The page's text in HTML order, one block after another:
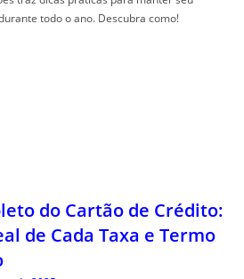
todo o ano. Descubra como!
do Cartão de Crédito:
de Cada Taxa e Termo